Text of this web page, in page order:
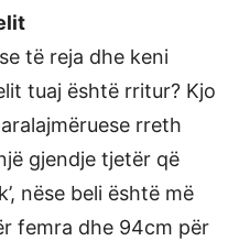
të reja dhe keni
tuaj është rritur? Kjo
rreth
gjendje tjetër që
nëse beli është më
femra dhe 94cm për